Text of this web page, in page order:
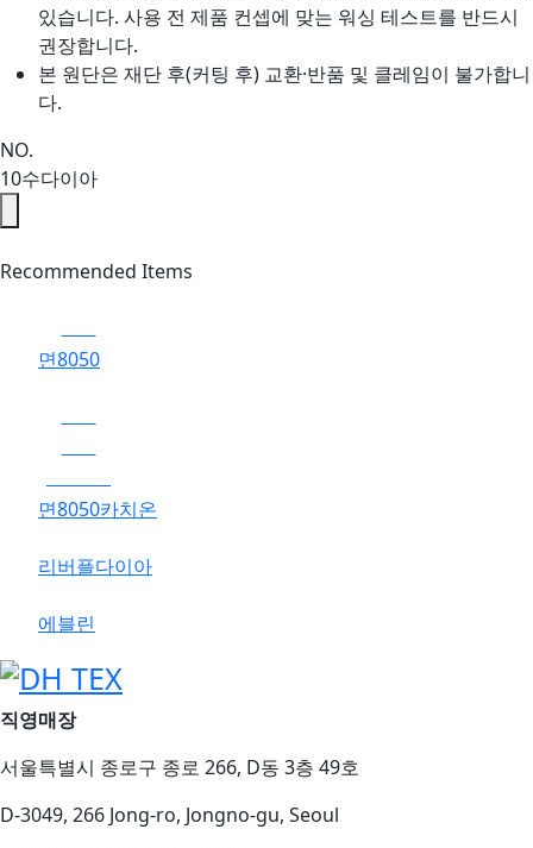
있습니다. 사용 전 제품 컨셉에 맞는 워싱 테스트를 반드시
권장합니다.
본 원단은 재단 후(커팅 후) 교환·반품 및 클레임이 불가합니
다.
NO.
10수다이아
Recommended Items
면8050
면8050카치온
리버플다이아
에블린
직영매장
서울특별시 종로구 종로 266, D동 3층 49호
D-3049, 266 Jong-ro, Jongno-gu, Seoul